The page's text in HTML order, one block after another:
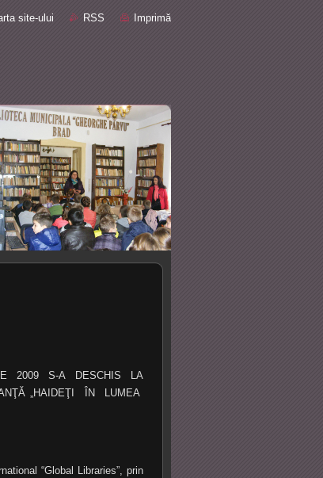
site-ului RSS Imprimă
2009 S-A DESCHIS LA
„HAIDEŢI ÎN LUMEA
“Global Libraries”, prin